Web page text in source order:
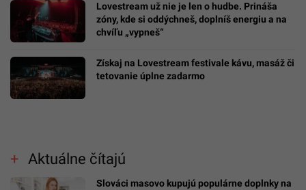
Lovestream už nie je len o hudbe. Prináša
zóny, kde si oddýchneš, doplníš energiu a na
chvíľu „vypneš“
Získaj na Lovestream festivale kávu, masáž či
tetovanie úplne zadarmo
Aktuálne čítajú
Slováci masovo kupujú populárne doplnky na